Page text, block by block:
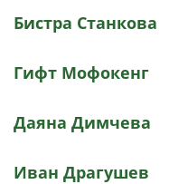
Бистра Станкова
Гифт Мофокенг
Даяна Димчева
Иван Драгушев